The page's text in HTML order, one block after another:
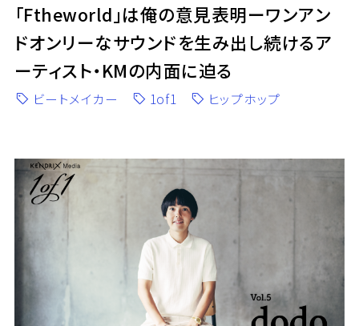
「Ftheworld」は俺の意見表明ーワンアン
ドオンリーなサウンドを生み出し続けるア
ーティスト・KMの内面に迫る
ビートメイカー 1of1 ヒップホップ